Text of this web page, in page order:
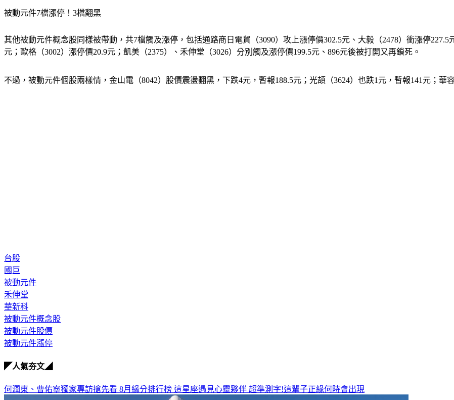
被動元件7檔漲停！3檔翻黑
其他被動元件概念股同樣被帶動，共7檔觸及漲停，包括通路商日電貿（3090）攻上漲停價302.5元、大毅（2478）衝漲停
元；歐格（3002）漲停價20.9元；凱美（2375）、禾伸堂（3026）分別觸及漲停價199.5元、896元後被打開又再鎖死。
不過，被動元件個股兩樣情，金山電（8042）股價震盪翻黑，下跌4元，暫報188.5元；光頡（3624）也跌1元，暫報141元；華
台股
國巨
被動元件
禾伸堂
華新科
被動元件概念股
被動元件股價
被動元件漲停
◤人氣夯文◢
何潤東、曹佑寧獨家專訪搶先看 8月緣分排行榜 這星座遇見心靈夥伴 超準測字!這輩子正緣何時會出現